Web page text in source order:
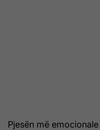
Pjesën më